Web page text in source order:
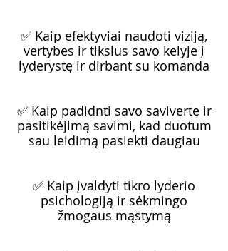
✅ Kaip efektyviai naudoti viziją,
vertybes ir tikslus savo kelyje į
lyderystę ir dirbant su komanda
✅ Kaip padidnti savo savivertę ir
pasitikėjimą savimi, kad duotum
sau leidimą pasiekti daugiau
✅ Kaip įvaldyti tikro lyderio
psichologiją ir sėkmingo
žmogaus mąstymą